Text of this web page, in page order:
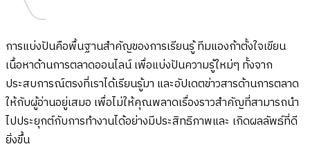
การแบ่งปันคือพื้นฐานสำคัญของการเรียนรู้ ทีมแองก้าตั้งใจเขียน
เนื้อหาด้านการตลาดออนไลน์ เพื่อแบ่งปันความรู้ใหม่ๆ ทั้งจาก
ประสบการณ์ตรงที่เราได้เรียนรู้มา และอัปเดตข่าวสารด้านการตลาด
ให้กับผู้อ่านอยู่เสมอ เพื่อไม่ให้คุณพลาดเรื่องราวสำคัญที่สามารถนำ
ไปประยุกต์กับการทำงานได้อย่างมีประสิทธิภาพและ เกิดผลลัพธ์ที่ดี
ยิ่งขึ้น